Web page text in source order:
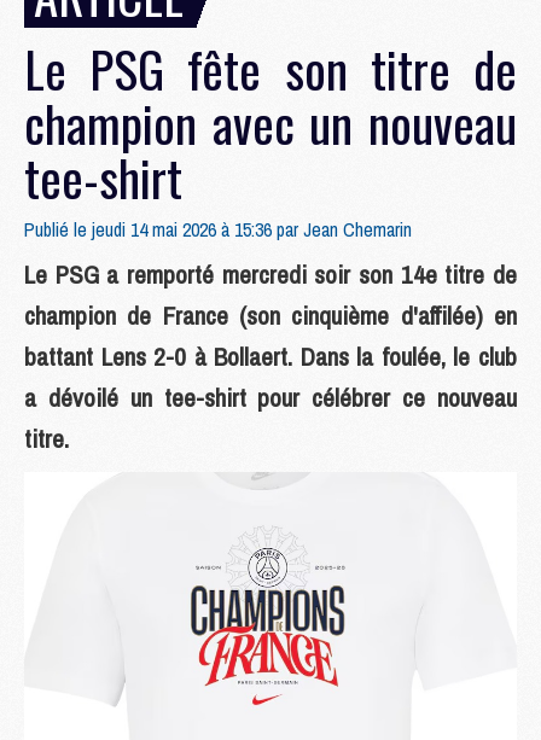
Le PSG fête son titre de
champion avec un nouveau
tee-shirt
Publié le jeudi 14 mai 2026 à 15:36 parJean Chemarin
Le PSG a remporté mercredi soir son 14e titre de
champion de France (son cinquième d'affilée) en
battant Lens 2-0 à Bollaert. Dans la foulée, le club
a dévoilé un tee-shirt pour célébrer ce nouveau
titre.